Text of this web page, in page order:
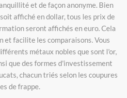
et de façon anonyme. Bien
affiché en dollar, tous les prix de
seront affichés en euro. Cela
et facilite les comparaisons. Vous
métaux nobles que sont l'or,
que des formes d'investissement
chacun triés selon les coupures
de frappe.